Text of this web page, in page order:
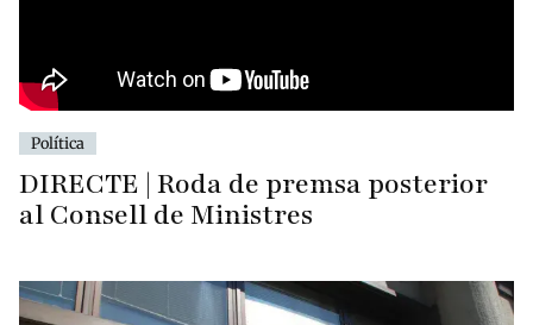
Política
DIRECTE | Roda de premsa posterior
al Consell de Ministres